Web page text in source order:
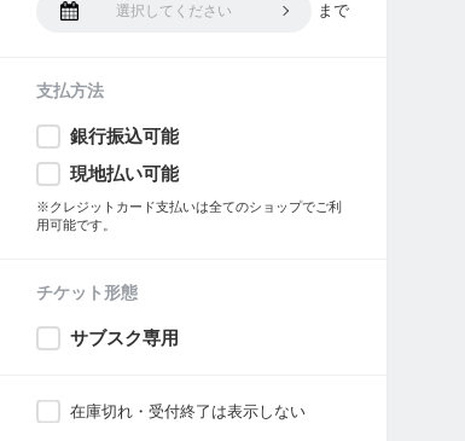
選択してください まで
支払方法
銀行振込可能
現地払い可能
※クレジットカード支払いは全てのショップでご利
用可能です。
チケット形態
サブスク専用
在庫切れ・受付終了は表示しない